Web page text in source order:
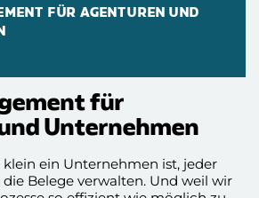
FÜR AGENTUREN UND
für
Unternehmen
ein Unternehmen ist, jeder
Belege verwalten. Und weil wir